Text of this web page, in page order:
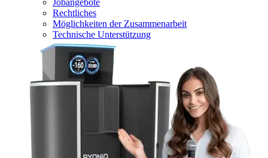
Jobangebote
Rechtliches
Möglichkeiten der Zusammenarbeit
Technische Unterstützung